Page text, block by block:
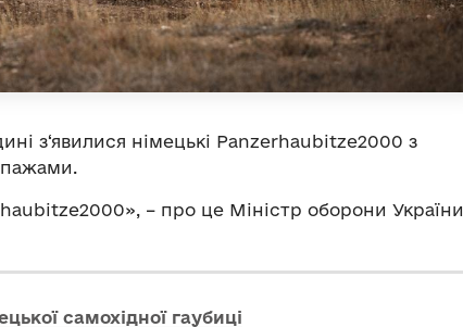
з‘явилися німецькі Panzerhaubitze2000 з
– про це Міністр оборони України
самохідної гаубиці